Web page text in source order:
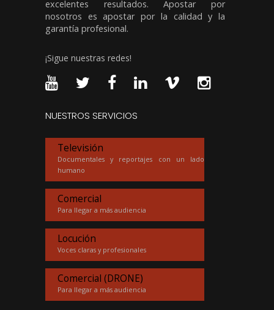
excelentes resultados. Apostar por
nosotros es apostar por la calidad y la
garantía profesional.
¡Sigue nuestras redes!
NUESTROS SERVICIOS
Televisión
Documentales y reportajes con un lado
humano
Comercial
Para llegar a más audiencia
Locución
Voces claras y profesionales
Comercial (DRONE)
Para llegar a más audiencia